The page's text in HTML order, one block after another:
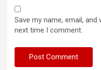
Save my name, email,
next time I comment.